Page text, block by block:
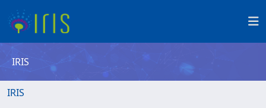
IRIS
IRIS